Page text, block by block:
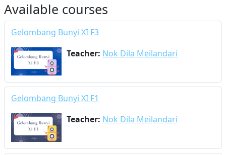
Available courses
Gelombang Bunyi XI F3
Teacher: Nok Dila Meilandari
Gelombang Bunyi XI F1
Teacher: Nok Dila Meilandari